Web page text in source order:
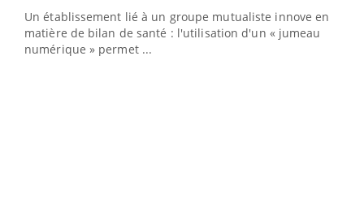
Un établissement lié à un groupe mutualiste innove en
matière de bilan de santé : l'utilisation d'un « jumeau
numérique » permet ...